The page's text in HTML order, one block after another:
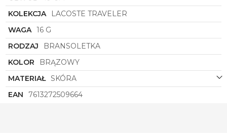
KOLEKCJA
LACOSTE TRAVELER
WAGA 16 G
RODZAJ
BRANSOLETKA
KOLOR
BRĄZOWY
MATERIAŁ SKÓRA
EAN
7613272509664